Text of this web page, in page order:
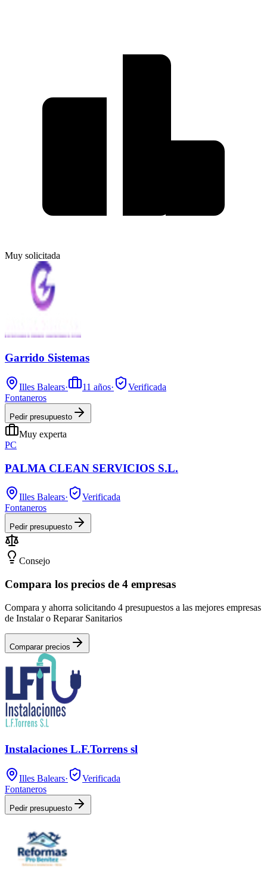
Muy solicitada
Garrido Sistemas
Illes Balears· 11 años·
Verificada
Fontaneros
Pedir presupuesto
Muy experta
PC
PALMA CLEAN SERVICIOS S.L.
Illes Balears·
Verificada
Fontaneros
Pedir presupuesto
Consejo
Compara los precios de 4 empresas
Compara y ahorra solicitando 4 presupuestos a las mejores empresas
de Instalar o Reparar Sanitarios
Comparar precios
Instalaciones L.F.Torrens sl
Illes Balears·
Verificada
Fontaneros
Pedir presupuesto